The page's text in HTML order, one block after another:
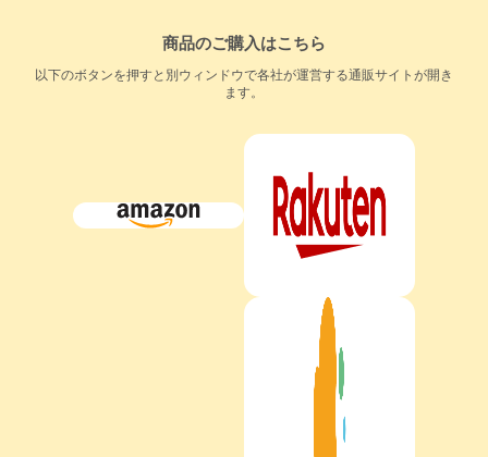
商品のご購入はこちら
以下のボタンを押すと別ウィンドウで各社が運営する通販サイトが開き
ます。